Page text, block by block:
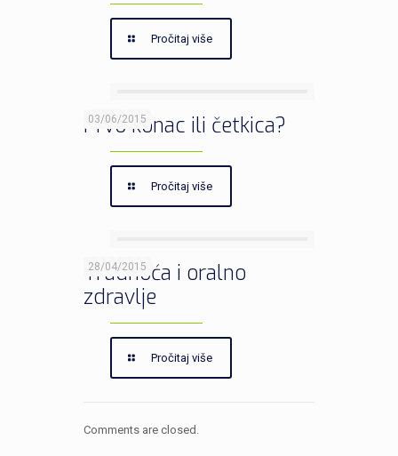
Pročitaj više
03/06/2015
Prvo konac ili četkica?
Pročitaj više
28/04/2015
Trudnoća i oralno
zdravlje
Pročitaj više
Comments are closed.